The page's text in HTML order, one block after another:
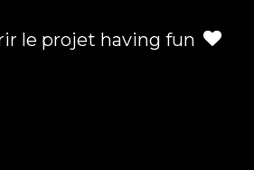
le projet having fun